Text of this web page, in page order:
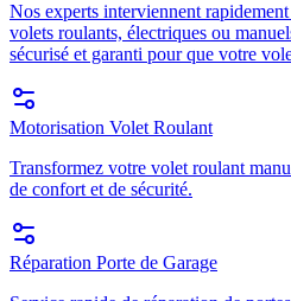
Nos experts interviennent
volets roulants, électriques ou
sécurisé et garanti pour que votre
Motorisation Volet Roulant
Transformez votre volet roulant
de confort et de sécurité.
Réparation Porte de Garage